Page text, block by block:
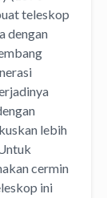
teleskop
dengan
lebih
cermin
ini